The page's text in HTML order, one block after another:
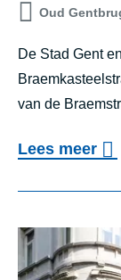
Oud
De Stad Gent
van de
Lees meero
r
P